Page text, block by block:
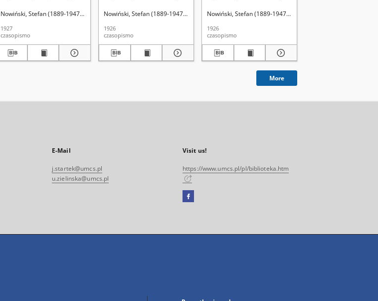
Nowiński, Stefan (1889-1947). Red.
1927
czasopismo
Nowiński, Stefan (1889-1947). Red.
1926
czasopismo
Nowiński, Stefan (1889-1947). Red.
1926
czasopismo
More
E-Mail
j.startek@umcs.pl
u.zielinska@umcs.pl
Visit us!
https://www.umcs.pl/pl/biblioteka.htm
Facebook
open